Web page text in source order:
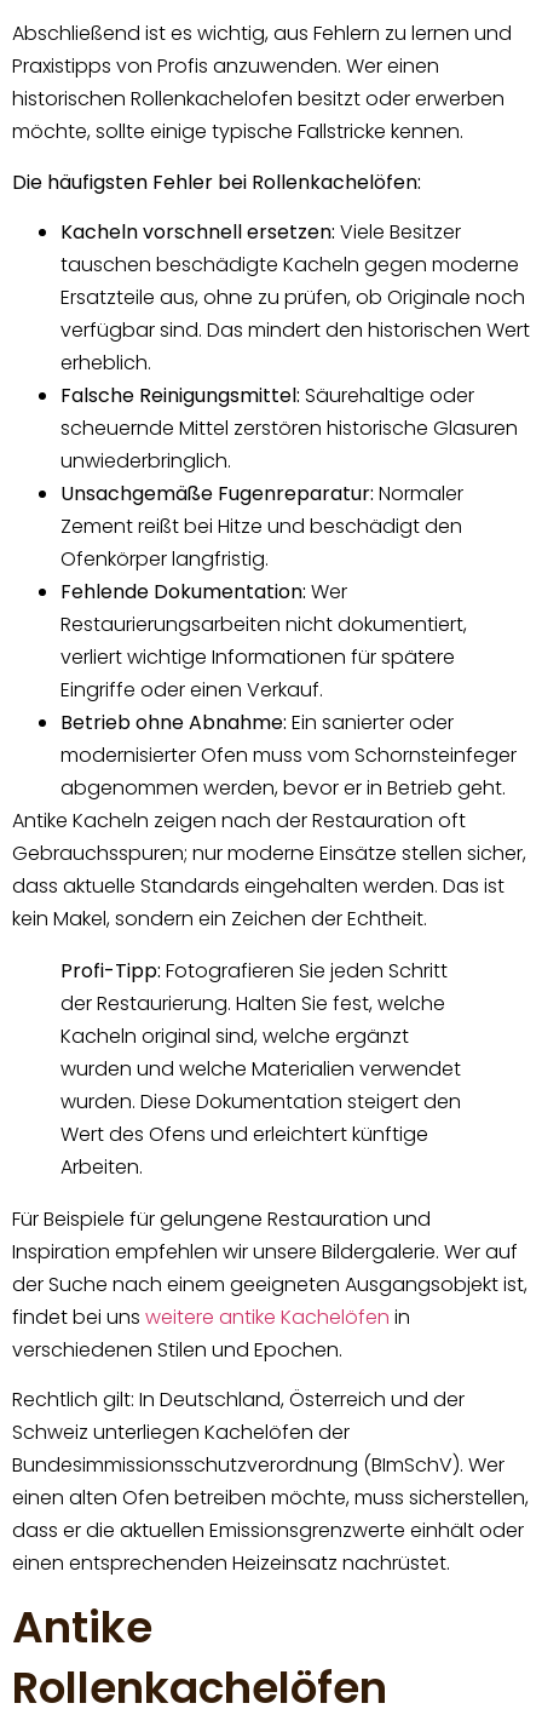
Abschließend ist es wichtig, aus Fehlern zu lernen und
Praxistipps von Profis anzuwenden. Wer einen
historischen Rollenkachelofen besitzt oder erwerben
möchte, sollte einige typische Fallstricke kennen.
Die häufigsten Fehler bei Rollenkachelöfen:
Kacheln vorschnell ersetzen: Viele Besitzer
tauschen beschädigte Kacheln gegen moderne
Ersatzteile aus, ohne zu prüfen, ob Originale noch
verfügbar sind. Das mindert den historischen Wert
erheblich.
Falsche Reinigungsmittel: Säurehaltige oder
scheuernde Mittel zerstören historische Glasuren
unwiederbringlich.
Unsachgemäße Fugenreparatur: Normaler
Zement reißt bei Hitze und beschädigt den
Ofenkörper langfristig.
Fehlende Dokumentation: Wer
Restaurierungsarbeiten nicht dokumentiert,
verliert wichtige Informationen für spätere
Eingriffe oder einen Verkauf.
Betrieb ohne Abnahme: Ein sanierter oder
modernisierter Ofen muss vom Schornsteinfeger
abgenommen werden, bevor er in Betrieb geht.
Antike Kacheln zeigen nach der Restauration oft
Gebrauchsspuren; nur moderne Einsätze stellen sicher,
dass aktuelle Standards eingehalten werden. Das ist
kein Makel, sondern ein Zeichen der Echtheit.
Profi-Tipp: Fotografieren Sie jeden Schritt
der Restaurierung. Halten Sie fest, welche
Kacheln original sind, welche ergänzt
wurden und welche Materialien verwendet
wurden. Diese Dokumentation steigert den
Wert des Ofens und erleichtert künftige
Arbeiten.
Für Beispiele für gelungene Restauration und
Inspiration empfehlen wir unsere Bildergalerie. Wer auf
der Suche nach einem geeigneten Ausgangsobjekt ist,
findet bei uns weitere antike Kachelöfen in
verschiedenen Stilen und Epochen.
Rechtlich gilt: In Deutschland, Österreich und der
Schweiz unterliegen Kachelöfen der
Bundesimmissionsschutzverordnung (BImSchV). Wer
einen alten Ofen betreiben möchte, muss sicherstellen,
dass er die aktuellen Emissionsgrenzwerte einhält oder
einen entsprechenden Heizeinsatz nachrüstet.
Antike
Rollenkachelöfen